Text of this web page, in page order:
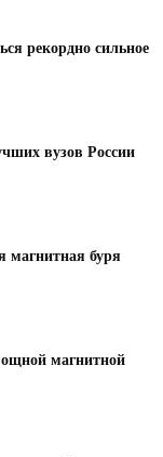
рекордно сильное
вузов России
магнитная буря
магнитной